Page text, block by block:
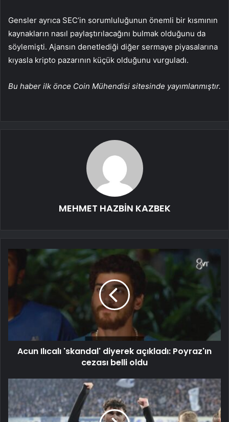
Gensler ayrıca SEC’in sorumluluğunun önemli bir kısmının
kaynakların nasıl paylaştırılacağını bulmak olduğunu da
söylemişti. Ajansın denetlediği diğer sermaye piyasalarına
kıyasla kripto pazarının küçük olduğunu vurguladı.
Bu haber ilk önce Coin Mühendisi sitesinde yayımlanmıştır.
MEHMET HAZBİN KAZBEK
Acun Ilıcalı 'skandal' diyerek açıkladı: Poyraz'ın
cezası belli oldu